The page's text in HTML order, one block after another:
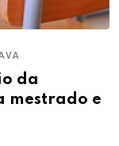
da
mestrado e